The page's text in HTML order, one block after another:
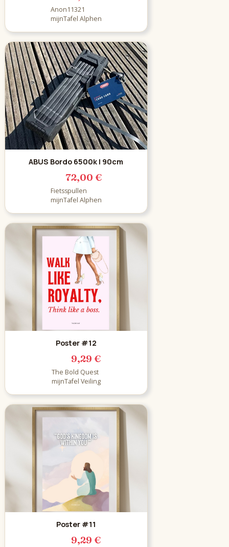
Anon11321
mijnTafel Alphen
ABUS Bordo 6500k | 90cm
72,00 €
Fietsspullen
mijnTafel Alphen
Poster #12
9,29 €
The Bold Quest
mijnTafel Veiling
Poster #11
9,29 €